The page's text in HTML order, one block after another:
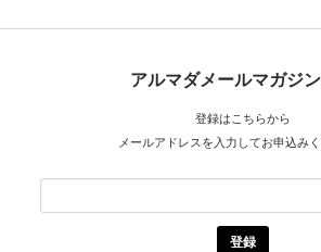
アルマダメールマガジ
登録はこちらから
メールアドレスを入力してお申込みく